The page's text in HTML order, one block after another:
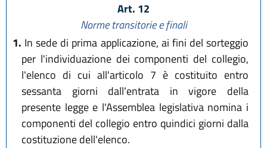
Art. 12
Norme transitorie e finali
1. In sede di prima applicazione, ai fini del sorteggio
per l'individuazione dei componenti del collegio,
l'elenco di cui all'articolo 7 è costituito entro
sessanta giorni dall'entrata in vigore della
presente legge e l'Assemblea legislativa nomina i
componenti del collegio entro quindici giorni dalla
costituzione dell'elenco.